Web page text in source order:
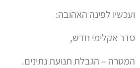
ועכשיו לפינה האהובה:
סדר אקלימי חדש,
המטרה – הגבלת תנועת נתינים.